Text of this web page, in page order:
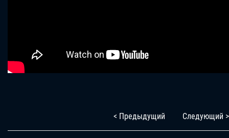
< Предыдущий Следующий >